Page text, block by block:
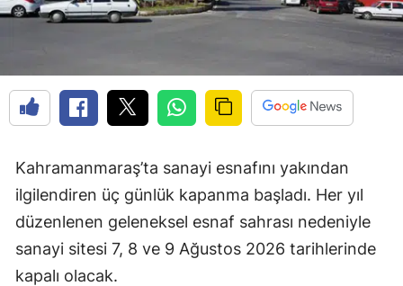
Kahramanmaraş’ta sanayi esnafını yakından
ilgilendiren üç günlük kapanma başladı. Her yıl
düzenlenen geleneksel esnaf sahrası nedeniyle
sanayi sitesi 7, 8 ve 9 Ağustos 2026 tarihlerinde
kapalı olacak.